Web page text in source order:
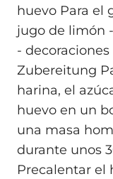
huevo Para el
jugo de limón
-
Zubereitung
harina, el
huevo en un
una masa
durante unos
Precalentar el